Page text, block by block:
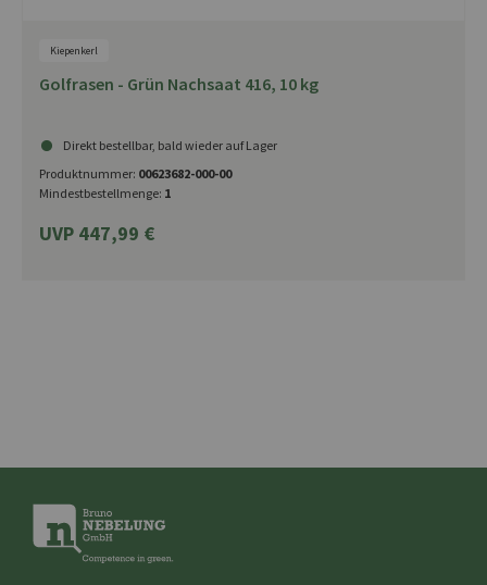
Kiepenkerl
Golfrasen - Grün Nachsaat 416, 10 kg
Direkt bestellbar, bald wieder auf Lager
Produktnummer: 00623682-000-00
Mindestbestellmenge: 1
UVP 447,99 €